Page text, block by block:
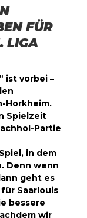
FÜR
LIGA
ist vorbei –
Horkheim.
Spielzeit
Partie
in dem
Denn wenn
geht es
Saarlouis
bessere
wir